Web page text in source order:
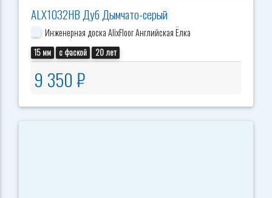
ALX1032HB Дуб Дымчато-серый
Инженерная доска AlixFloor Английская Ёлка
15 мм с фаской 20 лет
9 350 ₽